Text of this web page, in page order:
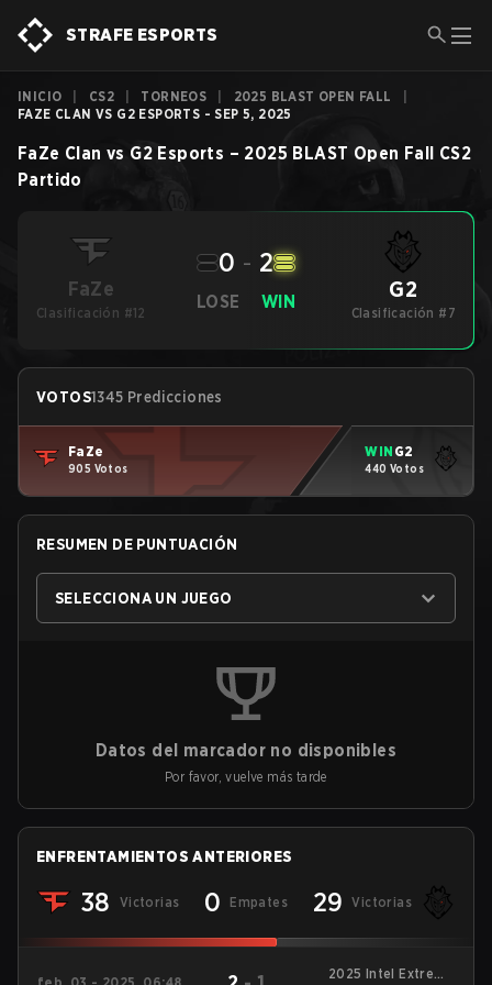
STRAFE ESPORTS
INICIO CS2 TORNEOS 2025 BLAST OPEN FALL
FAZE CLAN VS G2 ESPORTS - SEP 5, 2025
FaZe Clan vs G2 Esports – 2025 BLAST Open Fall CS2
Partido
FaZe
Clasificación #12
LOSE
0 - 2
WIN G2
Clasificación #7
VOTOS1345 Predicciones
FaZe
905 Votos
WIN G2
440 Votos
RESUMEN DE PUNTUACIÓN
SELECCIONA UN JUEGO
Datos del marcador no disponibles
Por favor, vuelve más tarde
ENFRENTAMIENTOS ANTERIORES
38 Victorias 0 Empates 29 Victorias
2025 Intel Extreme